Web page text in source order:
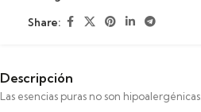
Share:
Descripción
Las esencias puras no son hipoalergénicas.